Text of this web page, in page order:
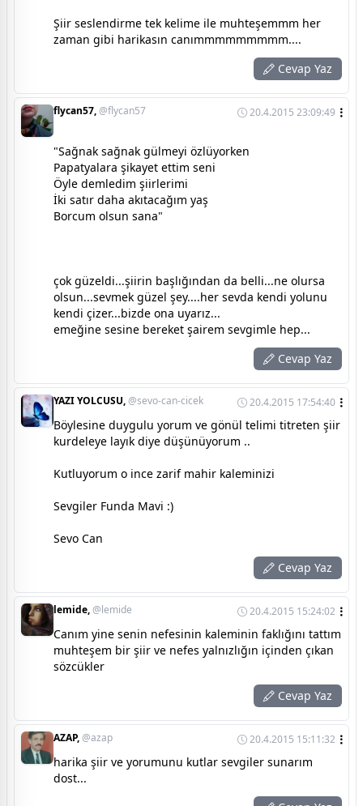
Şiir seslendirme tek kelime ile muhteşemmm her
zaman gibi harikasın canımmmmmmmmm....
Cevap Yaz
flycan57,@flycan57 20.4.2015 23:09:49
"Sağnak sağnak gülmeyi özlüyorken
Papatyalara şikayet ettim seni
Öyle demledim şiirlerimi
İki satır daha akıtacağım yaş
Borcum olsun sana"
çok güzeldi...şiirin başlığından da belli...ne olursa
olsun...sevmek güzel şey....her sevda kendi yolunu
kendi çizer...bizde ona uyarız...
emeğine sesine bereket şairem sevgimle hep...
Cevap Yaz
YAZI YOLCUSU,@sevo-can-cicek 20.4.2015 17:54:40
Böylesine duygulu yorum ve gönül telimi titreten şiir
kurdeleye layık diye düşünüyorum ..
Kutluyorum o ince zarif mahir kaleminizi
Sevgiler Funda Mavi :)
Sevo Can
Cevap Yaz
lemide,@lemide 20.4.2015 15:24:02
Canım yine senin nefesinin kaleminin faklığını tattım
muhteşem bir şiir ve nefes yalnızlığın içinden çıkan
sözcükler
Cevap Yaz
AZAP,@azap 20.4.2015 15:11:32
harika şiir ve yorumunu kutlar sevgiler sunarım
dost...